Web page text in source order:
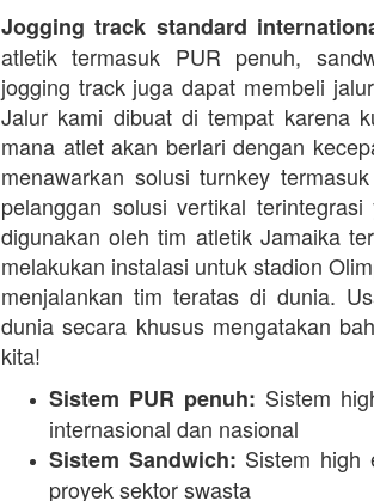
Jogging track standard
atletik termasuk PUR penuh,
jogging track juga dapat membeli
Jalur kami dibuat di tempat karena
mana atlet akan berlari dengan
menawarkan solusi turnkey
pelanggan solusi vertikal
digunakan oleh tim atletik Jamaika
melakukan instalasi untuk stadion
menjalankan tim teratas di dunia.
dunia secara khusus mengatakan
kita!
Sistem PUR penuh: Sistem
internasional dan nasional
Sistem Sandwich: Sistem high
proyek sektor swasta